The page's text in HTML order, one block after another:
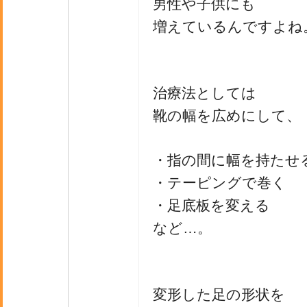
男性や子供にも
増えているんですよね
治療法としては
靴の幅を広めにして、
・指の間に幅を持たせ
・テーピングで巻く
・足底板を変える
など…。
変形した足の形状を